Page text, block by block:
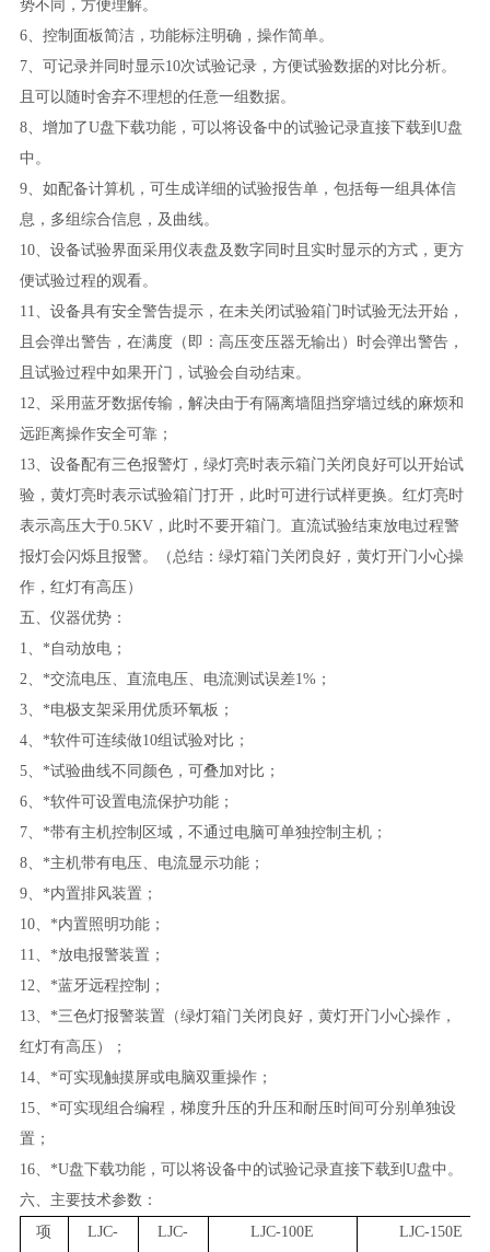
势不同，方便理解。
6、控制面板简洁，功能标注明确，操作简单。
7、可记录并同时显示10次试验记录，方便试验数据的对比分析。
且可以随时舍弃不理想的任意一组数据。
8、增加了U盘下载功能，可以将设备中的试验记录直接下载到 U盘
中。
9、如配备计算机，可生成详细的试验报告单，包括每一组具体信
息，多组综合信息，及曲线。
10、设备试验界面采用仪表盘及数字同时且实时显示的方式，更方
便试验过程的观看。
11
、设备具有安全警告提示，在未关闭试验箱门时试验无法开始，
且会弹出警告，在满度（即：高压变压器无输出）时会弹出警告，
且试验过程中如果开门，试验会自动结束。
12 、采用蓝牙数据传输，解决由于有隔离墙阻挡穿墙过线的麻烦和
远距离操作安全可靠；
13、设备配有三色报警灯，绿灯亮时表示箱门关闭良好可以开始试
验，黄灯亮时表示试验箱门打开，此时可进行试样更换。红灯亮时
表示高压大于0.5KV，此时不要开箱门。直流试验结束放电过程警
报灯会闪烁且报警。（总结：绿灯箱门关闭良好，黄灯开门小心操
作，红灯有高压）
五、仪器优势：
1、*自动放电；
2、*交流电压、直流电压、电流测试误差1%；
3、*电极支架采用优质环氧板；
4、*软件可连续做10组试验对比；
5、*试验曲线不同颜色，可叠加对比；
6、*软件可设置电流保护功能；
7、*带有主机控制区域，不通过电脑可单独控制主机；
8、*主机带有电压、电流显示功能；
9、*内置排风装置；
10、*内置照明功能；
11、*放电报警装置；
12、*蓝牙远程控制；
13、*三色灯报警装置（绿灯箱门关闭良好，黄灯开门小心操作，
红灯有高压）；
14、*可实现触摸屏或电脑双重操作；
15、*可实现组合编程，梯度升压的升压和耐压时间可分别单独设
置；
16、*U盘下载功能，可以将设备中的试验记录直接下载到 U盘中。
六、主要技术参数：
项
LJC-
LJC-
LJC-100E LJC-150E